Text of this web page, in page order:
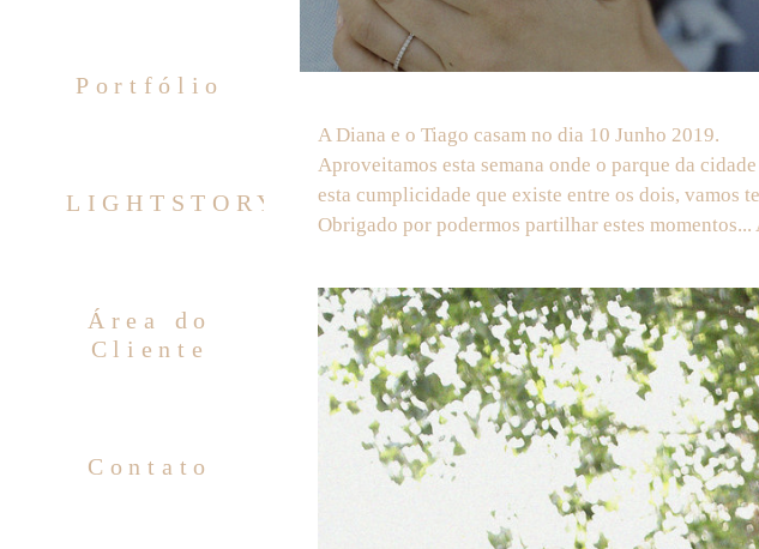
Portfólio
LIGHTSTORY
Área do
Cliente
Contato
A Diana e o Tiago casam no dia 10 Junho 2019.
Aproveitamos esta semana onde o parque da
esta cumplicidade que existe entre os dois, vamos
Obrigado por podermos partilhar estes momentos...